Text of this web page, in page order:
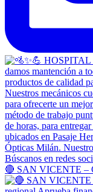
🔴 SAN VICENTE –